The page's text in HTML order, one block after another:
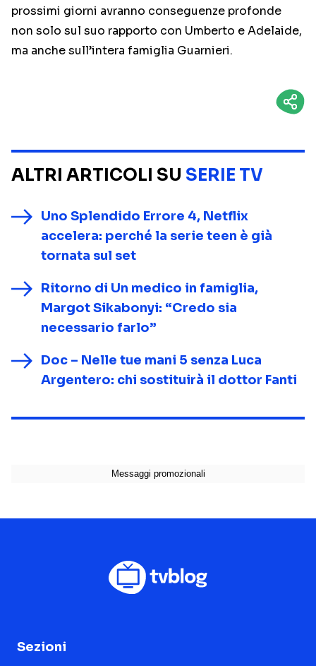
prossimi giorni avranno conseguenze profonde
non solo sul suo rapporto con Umberto e Adelaide,
ma anche sull’intera famiglia Guarnieri.
ALTRI ARTICOLI SU SERIE TV
Uno Splendido Errore 4, Netflix
accelera: perché la serie teen è già
tornata sul set
Ritorno di Un medico in famiglia,
Margot Sikabonyi: “Credo sia
necessario farlo”
Doc – Nelle tue mani 5 senza Luca
Argentero: chi sostituirà il dottor Fanti
Sezioni